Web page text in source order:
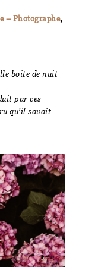
– Photographe,
boite de nuit
par ces
qu’il savait